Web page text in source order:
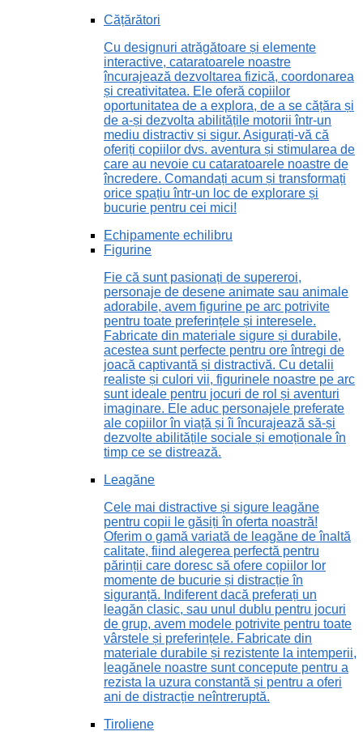
Cățărători
Cu designuri atrăgătoare și elemente
interactive, cataratoarele noastre
încurajează dezvoltarea fizică, coordonarea
și creativitatea. Ele oferă copiilor
oportunitatea de a explora, de a se cățăra și
de a-și dezvolta abilitățile motorii într-un
mediu distractiv și sigur. Asigurați-vă că
oferiți copiilor dvs. aventura și stimularea de
care au nevoie cu cataratoarele noastre de
încredere. Comandați acum și transformați
orice spațiu într-un loc de explorare și
bucurie pentru cei mici!
Echipamente echilibru
Figurine
Fie că sunt pasionați de supereroi,
personaje de desene animate sau animale
adorabile, avem figurine pe arc potrivite
pentru toate preferințele și interesele.
Fabricate din materiale sigure și durabile,
acestea sunt perfecte pentru ore întregi de
joacă captivantă și distractivă. Cu detalii
realiste și culori vii, figurinele noastre pe arc
sunt ideale pentru jocuri de rol și aventuri
imaginare. Ele aduc personajele preferate
ale copiilor în viață și îi încurajează să-și
dezvolte abilitățile sociale și emoționale în
timp ce se distrează.
Leagăne
Cele mai distractive și sigure leagăne
pentru copii le găsiți în oferta noastră!
Oferim o gamă variată de leagăne de înaltă
calitate, fiind alegerea perfectă pentru
părinții care doresc să ofere copiilor lor
momente de bucurie și distracție în
siguranță. Indiferent dacă preferați un
leagăn clasic, sau unul dublu pentru jocuri
de grup, avem modele potrivite pentru toate
vârstele și preferințele. Fabricate din
materiale durabile și rezistente la intemperii,
leagănele noastre sunt concepute pentru a
rezista la uzura constantă și pentru a oferi
ani de distracție neîntreruptă.
Tiroliene